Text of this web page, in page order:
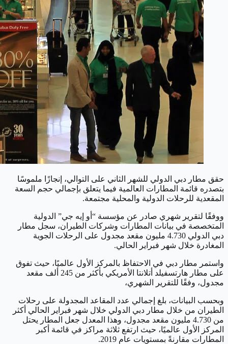
حقق مطار دبي الدولي للشهر الثاني على التوالي، إنجازًا ملموسًا
بتصدره قائمة المطارات العالمية فيما يتعلق بإجمالي حجم السعة
المقعدية للرحلات الدولية والمحلية مجتمعة.
ووفقًا لتقرير شهري صادر عن مؤسسة “أو إيه جي” الدولية
المتخصصة في بيانات المطارات وشركات الطيران، سجل مطار
دبي الدولي 4.730 مليون مقعد مجدول على الرحلات الجوية
المغادرة خلال شهر فبراير الحالي.
واستمر مطار دبي في الاحتفاظ بالمركز الأول عالميًا، حيث تفوق
على مطار هارتسفيلد أتلانتا الأمريكي بأكثر من 245 ألف مقعد
مجدول، وفقًا للتقرير الشهري،
وبحسب البيانات، بلغ إجمالي عدد المقاعد المجدولة على رحلات
الطيران من خلال مطار دبي الدولي خلال شهر فبراير الحالي أكثر
من 4.730 مليون مقعد مجدول، وهذا المعدل جعل المطار يحتل
المركز الأول عالميًا، حيث ارتفع ثلاثة مراكز في قائمة أكبر
المطارات مقارنةً بمستويات عام 2019.